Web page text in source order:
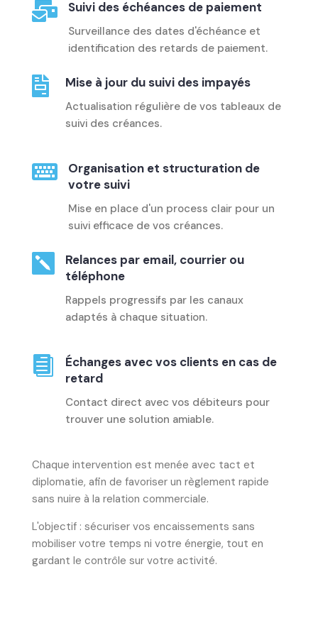
 Suivi des échéances de paiement
Surveillance des dates d'échéance et
identification des retards de paiement.
 Mise à jour du suivi des impayés
Actualisation régulière de vos tableaux de
suivi des créances.

Organisation et structuration de
votre suivi
Mise en place d'un process clair pour un
suivi efficace de vos créances.

Relances par email, courrier ou
téléphone
Rappels progressifs par les canaux
adaptés à chaque situation.

Échanges avec vos clients en cas de
retard
Contact direct avec vos débiteurs pour
trouver une solution amiable.
Chaque intervention est menée avec tact et
diplomatie, afin de favoriser un règlement rapide
sans nuire à la relation commerciale.
L'objectif : sécuriser vos encaissements sans
mobiliser votre temps ni votre énergie, tout en
gardant le contrôle sur votre activité.